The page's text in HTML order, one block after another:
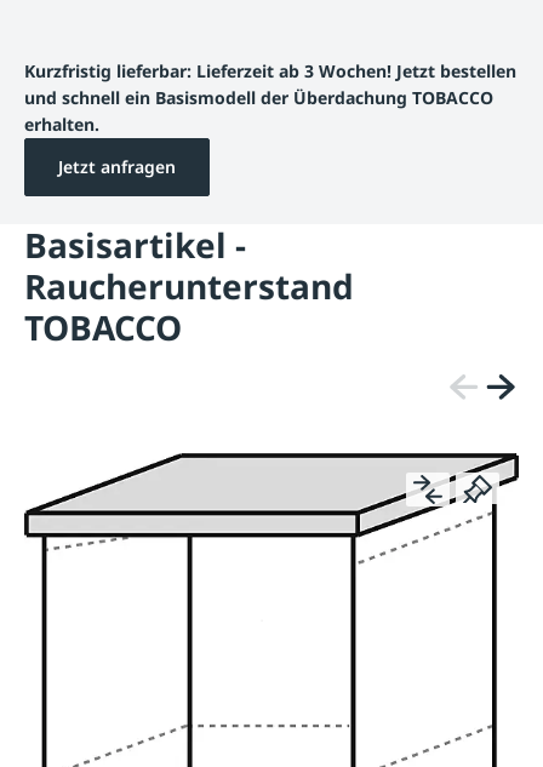
Kurzfristig lieferbar: Lieferzeit ab 3 Wochen! Jetzt bestellen
und schnell ein Basismodell der Überdachung TOBACCO
erhalten.
Jetzt anfragen
Basisartikel -
Raucherunterstand
TOBACCO